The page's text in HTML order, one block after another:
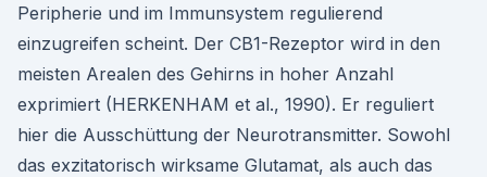
Peripherie und im Immunsystem regulierend
einzugreifen scheint. Der CB1-Rezeptor wird in den
meisten Arealen des Gehirns in hoher Anzahl
exprimiert (HERKENHAM et al., 1990). Er reguliert
hier die Ausschüttung der Neurotransmitter. Sowohl
das exzitatorisch wirksame Glutamat, als auch das